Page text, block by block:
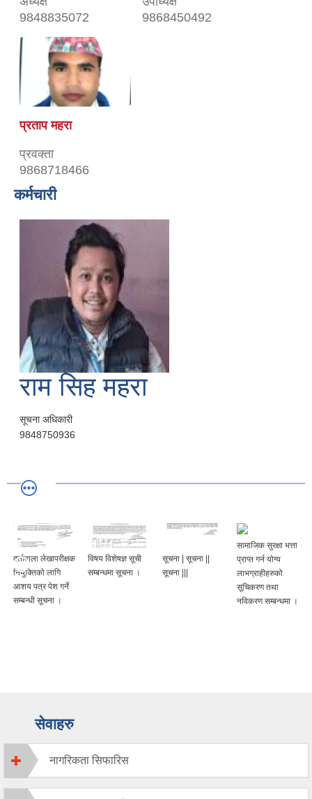
9848835072
9868450492
प्रताप महरा
प्रवक्ता
9868718466
कर्मचारी
राम सिह महरा
सूचना अधिकारी
9848750936
दर्तावाला लेखापरीक्षक
नियुक्तिको लागि
आशय पत्र पेश गर्ने
सम्बन्धी सूचना ।
विषय विशेषज्ञ सूची
सम्बन्धमा सूचना ।
सूचना | सूचना ||
सूचना |||
सामाजिक सुरक्षा भत्ता
प्राप्त गर्न योग्य
लाभग्राहीहरुको
सूचिकरण तथा
नविकरण सम्बन्धमा ।
सेवाहरु
नागरिकता सिफारिस